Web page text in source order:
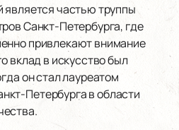
является частью труппы
Санкт-Петербурга, где
привлекают внимание
вклад в искусство был
он стал лауреатом
Петербурга в области